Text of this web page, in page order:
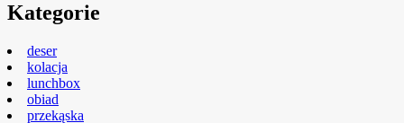
Kategorie
deser
kolacja
lunchbox
obiad
przekąska